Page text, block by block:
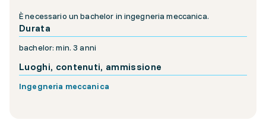
È necessario un bachelor in ingegneria meccanica.
Durata
bachelor: min. 3 anni
Luoghi, contenuti, ammissione
Ingegneria meccanica